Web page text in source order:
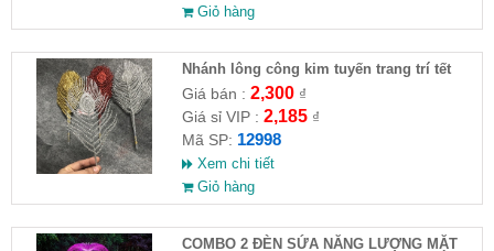
Giỏ hàng
Nhánh lông công kim tuyến trang trí tết
Giá bán : 2,300₫
Giá sỉ VIP : 2,185₫
Mã SP: 12998
Xem chi tiết
Giỏ hàng
COMBO 2 ĐÈN SỨA NĂNG LƯỢNG MẶT